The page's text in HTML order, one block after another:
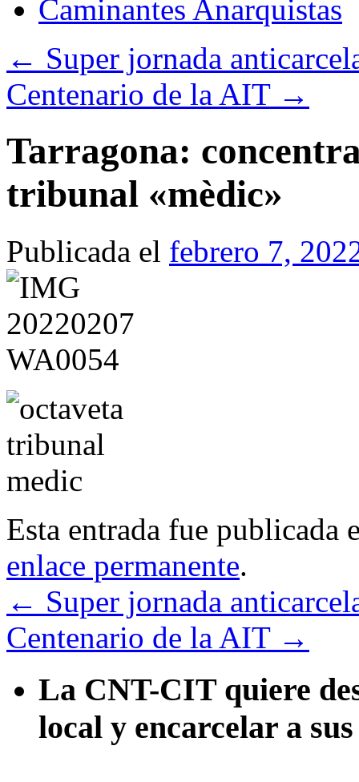
Caminantes Anarquistas
← Super jornada
Centenario de la AIT →
Tarragona:
tribunal «mèdic»
Publicada el febrero 7,
Esta entrada fue publicada
enlace permanente.
← Super jornada
Centenario de la AIT →
La CNT-CIT quiere
local y encarcelar a